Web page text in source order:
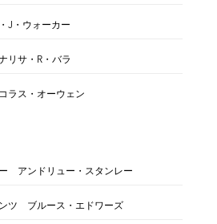
J・ウォーカー
サ・R・バラ
ラス・オーウェン
アンドリュー・スタンレー
ツ ブルース・エドワーズ